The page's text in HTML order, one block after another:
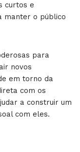
curtos e
manter o público
para
novos
em torno da
com os
a construir um
com eles.